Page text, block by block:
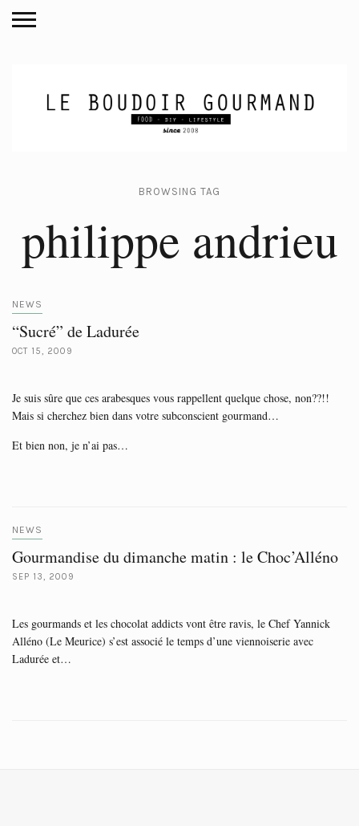
BROWSING TAG
philippe andrieu
NEWS
“Sucré” de Ladurée
OCT 15, 2009
Je suis sûre que ces arabesques vous rappellent quelque chose, non??!!
Mais si cherchez bien dans votre subconscient gourmand…
Et bien non, je n’ai pas…
NEWS
Gourmandise du dimanche matin : le Choc’Alléno
SEP 13, 2009
Les gourmands et les chocolat addicts vont être ravis, le Chef Yannick
Alléno (Le Meurice) s’est associé le temps d’une viennoiserie avec
Ladurée et…